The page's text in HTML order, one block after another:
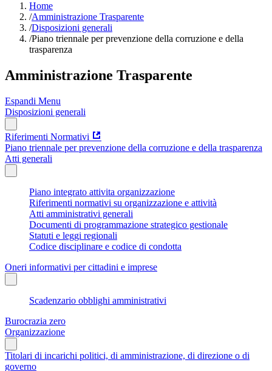
Home
/Amministrazione Trasparente
/Disposizioni generali
/Piano triennale per prevenzione della corruzione e della
trasparenza
Amministrazione Trasparente
Espandi Menu
Disposizioni generali
Riferimenti Normativi
Piano triennale per prevenzione della corruzione e della trasparenza
Atti generali
Piano integrato attivita organizzazione
Riferimenti normativi su organizzazione e attività
Atti amministrativi generali
Documenti di programmazione strategico gestionale
Statuti e leggi regionali
Codice disciplinare e codice di condotta
Oneri informativi per cittadini e imprese
Scadenzario obblighi amministrativi
Burocrazia zero
Organizzazione
Titolari di incarichi politici, di amministrazione, di direzione o di
governo